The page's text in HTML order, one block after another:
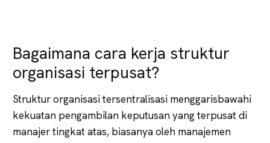
Bagaimana cara kerja struktur
organisasi terpusat?
Struktur organisasi tersentralisasi menggarisbawahi
kekuatan pengambilan keputusan yang terpusat di
manajer tingkat atas, biasanya oleh manajemen